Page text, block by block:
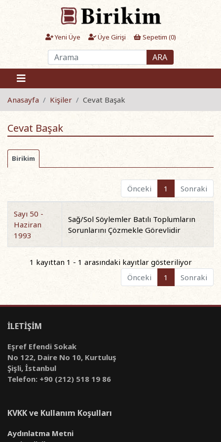
Yeni Üye Üye Girişi Sepetim (0)
ARA
Anasayfa Kişiler Cevat Başak
Cevat Başak
Birikim
Önceki 1 Sonraki
Sayı 50 -
Haziran
1993
Sağ/Sol Söylemler Batılı Toplumların
Sorunlarını Çözmekle Görevlidir
1 kayıttan 1 - 1 arasındaki kayıtlar gösteriliyor
Önceki
1 Sonraki
İLETİŞİM
Eşref Efendi Sokak
No 122, Daire No 10, Kurtuluş
Şişli, İstanbul
Telefon: +90 (212) 518 19 86
KVKK ve Kullanım Koşulları
Aydınlatma Metni